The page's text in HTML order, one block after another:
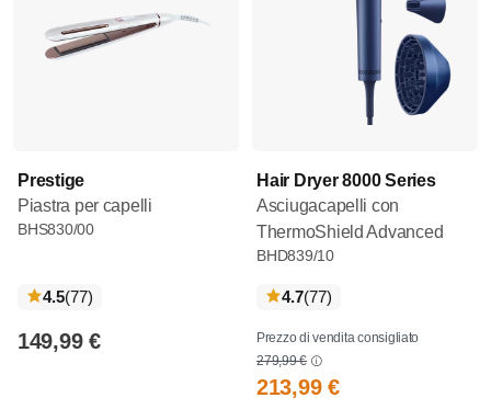
Prestige
Piastra per capelli
BHS830/00
4.5(77recensioni
)
149,99 €
Hair Dryer 8000 Series
Asciugacapelli con
ThermoShield Advanced
BHD839/10
4.7(77recensioni
)
Prezzo di vendita consigliato
279,99 €
213,99 €